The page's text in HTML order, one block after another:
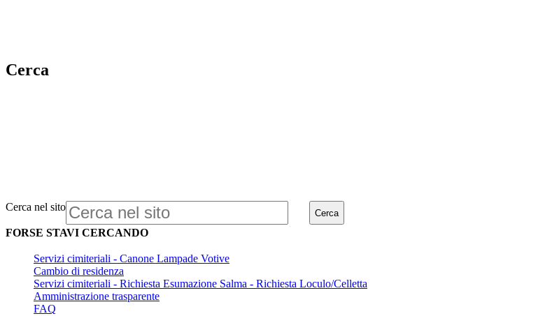
Cerca
Cerca nel sito Cerca
FORSE STAVI CERCANDO
Servizi cimiteriali - Canone Lampade Votive
Cambio di residenza
Servizi cimiteriali - Richiesta Esumazione Salma - Richiesta Loculo/Celletta
Amministrazione trasparente
FAQ